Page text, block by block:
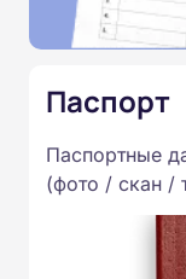
Паспорт
Паспортные
(фото / скан /